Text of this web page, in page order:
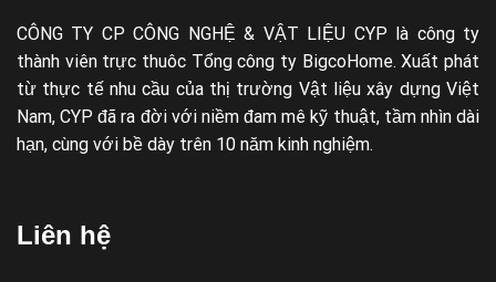
CÔNG TY CP CÔNG NGHỆ & VẬT LIỆU CYP là công ty
thành viên trực thuôc Tổng công ty BigcoHome. Xuất phát
từ thực tế nhu cầu của thị trường Vật liệu xây dựng Việt
Nam, CYP đã ra đời với niềm đam mê kỹ thuật, tầm nhìn dài
hạn, cùng với bề dày trên 10 năm kinh nghiệm.
Liên hệ